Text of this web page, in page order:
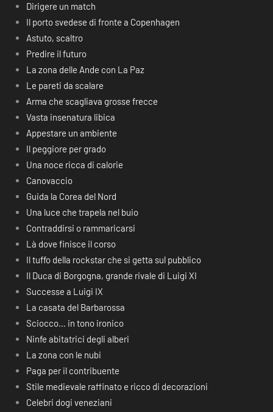
Dirigere un match
Il porto svedese di fronte a Copenhagen
Astuto, scaltro
Predire il futuro
La zona delle Ande con La Paz
Le pareti da scalare
Arma che scagliava grosse frecce
Vasta insenatura libica
Appestare un ambiente
Il peggiore per grado
Una noce ricca di calorie
Canovaccio
Guida la Corea del Nord
Una luce che trapela nel buio
Contraddirsi o rammaricarsi
Là dove finisce il corso
Il tuffo della rockstar che si getta sul pubblico
Il Duca di Borgogna, grande rivale di Luigi XI
Successe a Luigi IX
La casata del Barbarossa
Sciocco… in tono ironico
Ninfe abitatrici degli alberi
La zona con le nubi
Paga per il contribuente
Stile medievale raffinato e ricco di decorazioni
Celebri dogi veneziani